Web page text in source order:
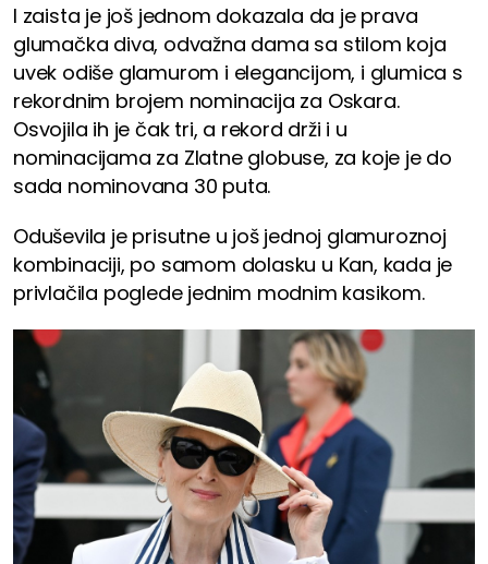
I zaista je još jednom dokazala da je prava
glumačka diva, odvažna dama sa stilom koja
uvek odiše glamurom i elegancijom, i glumica s
rekordnim brojem nominacija za Oskara.
Osvojila ih je čak tri, a rekord drži i u
nominacijama za Zlatne globuse, za koje je do
sada nominovana 30 puta.
Oduševila je prisutne u još jednoj glamuroznoj
kombinaciji, po samom dolasku u Kan, kada je
privlačila poglede jednim modnim kasikom.